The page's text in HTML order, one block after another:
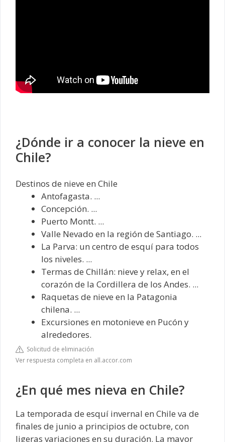
¿Dónde ir a conocer la nieve en
Chile?
Destinos de nieve en Chile
Antofagasta. ...
Concepción. ...
Puerto Montt. ...
Valle Nevado en la región de Santiago. ...
La Parva: un centro de esquí para todos
los niveles. ...
Termas de Chillán: nieve y relax, en el
corazón de la Cordillera de los Andes. ...
Raquetas de nieve en la Patagonia
chilena. ...
Excursiones en motonieve en Pucón y
alrededores.
Solicitud de eliminación
Ver respuesta completa en all.accor.com
¿En qué mes nieva en Chile?
La temporada de esquí invernal en Chile va de
finales de junio a principios de octubre, con
ligeras variaciones en su duración. La mayor